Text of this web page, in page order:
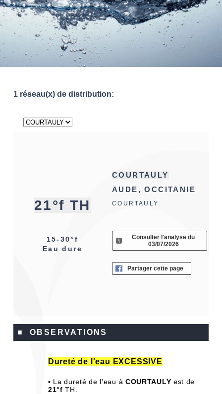
1 réseau(x) de distribution:
21°f TH
15-30°f
Eau dure
COURTAULY
AUDE, OCCITANIE
COURTAULY
Consulter l'analyse du
03/07/2026
Partager cette page
■ OBSERVATIONS
Dureté de l'eau EXCESSIVE
▪ La dureté de l'eau à COURTAULY est de
21°f TH.